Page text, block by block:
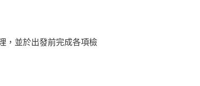
，並於出發前完成各項檢